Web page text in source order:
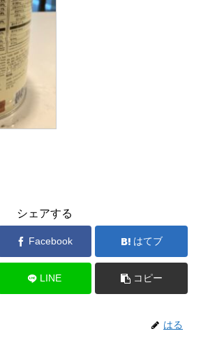
シェアする
Facebook はてブ
LINE コピー
はる